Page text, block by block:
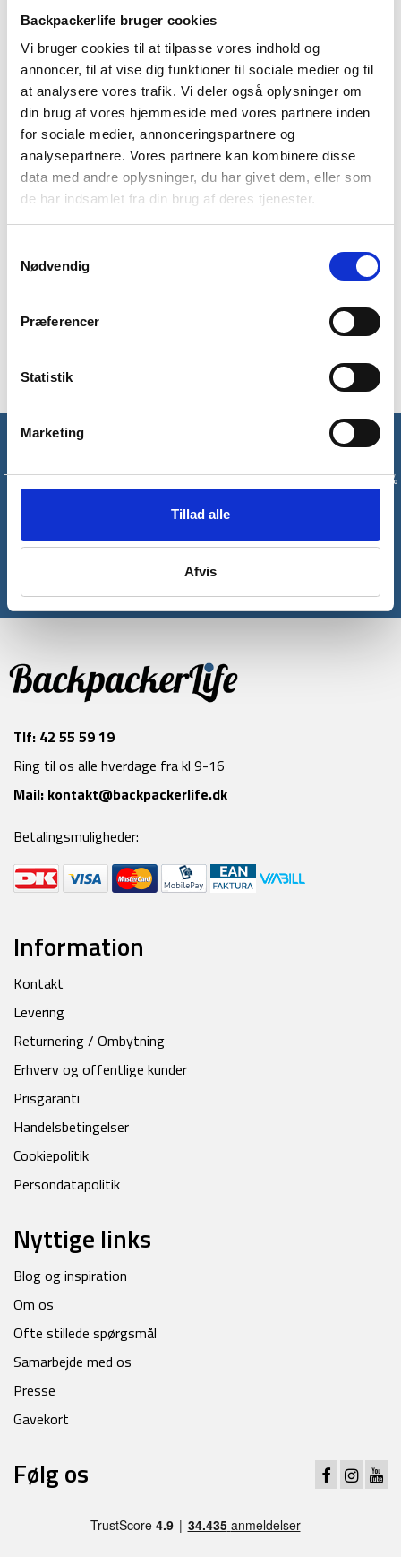
Backpackerlife bruger cookies
Vi bruger cookies til at tilpasse vores indhold og
annoncer, til at vise dig funktioner til sociale medier og til
at analysere vores trafik. Vi deler også oplysninger om
din brug af vores hjemmeside med vores partnere inden
for sociale medier, annonceringspartnere og
analysepartnere. Vores partnere kan kombinere disse
data med andre oplysninger, du har givet dem, eller som
de har indsamlet fra din brug af deres tjenester.
Nødvendig
Præferencer
Statistik
Marketing
Tillad alle
Afvis
BESKRIVELSE
YDERLIGERE INFORMATION
BRAND
FAQ
Denne Minimus Lite jakke fra Montane er strækbar, vand- og
vindtæt samt åndbar, som er designet til de mere aktive ture.
Jakken er lavet af 20 denier PERTEX® SHIELD-stof med en
fuldt tapet konstruktion, hvor jakken tilbyder en let og pakbar
beskyttelse størrelse, når du har mest brug for det. Minimus
Stoffet er åndbart og giver fremragende fugtstyring, når du
dig komfortabel, når du er i bevægelse. Det vindtætte design
holder den kolde luft ude og hjælper dine isolerende lag med at
Tilmeld dig vores nyhedsbrev og modtag med det samme en 10%
Tilmeld
Tlf: 42 55 59 19
Ring til os alle hverdage fra kl 9-16
Mail: kontakt@backpackerlife.dk
Betalingsmuligheder:
Information
Kontakt
Levering
Returnering / Ombytning
Erhverv og offentlige kunder
Prisgaranti
Handelsbetingelser
Cookiepolitik
Persondatapolitik
Nyttige links
Blog og inspiration
Om os
Ofte stillede spørgsmål
Samarbejde med os
Presse
Gavekort
Følg os